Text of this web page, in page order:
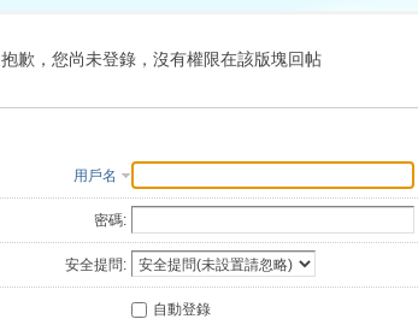
索
抱歉，您尚未登錄，沒有權限在該版塊回帖
用戶名
密碼:
安全提問:
自動登錄